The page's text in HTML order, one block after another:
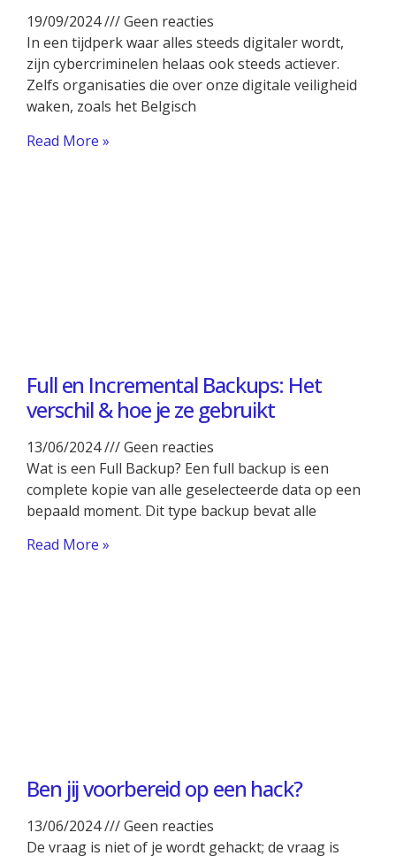
19/09/2024
Geen reacties
In een tijdperk waar alles steeds digitaler wordt,
zijn cybercriminelen helaas ook steeds actiever.
Zelfs organisaties die over onze digitale veiligheid
waken, zoals het Belgisch
Read More »
Full en Incremental Backups: Het
verschil & hoe je ze gebruikt
13/06/2024
Geen reacties
Wat is een Full Backup? Een full backup is een
complete kopie van alle geselecteerde data op een
bepaald moment. Dit type backup bevat alle
Read More »
Ben jij voorbereid op een hack?
13/06/2024
Geen reacties
De vraag is niet of je wordt gehackt; de vraag is